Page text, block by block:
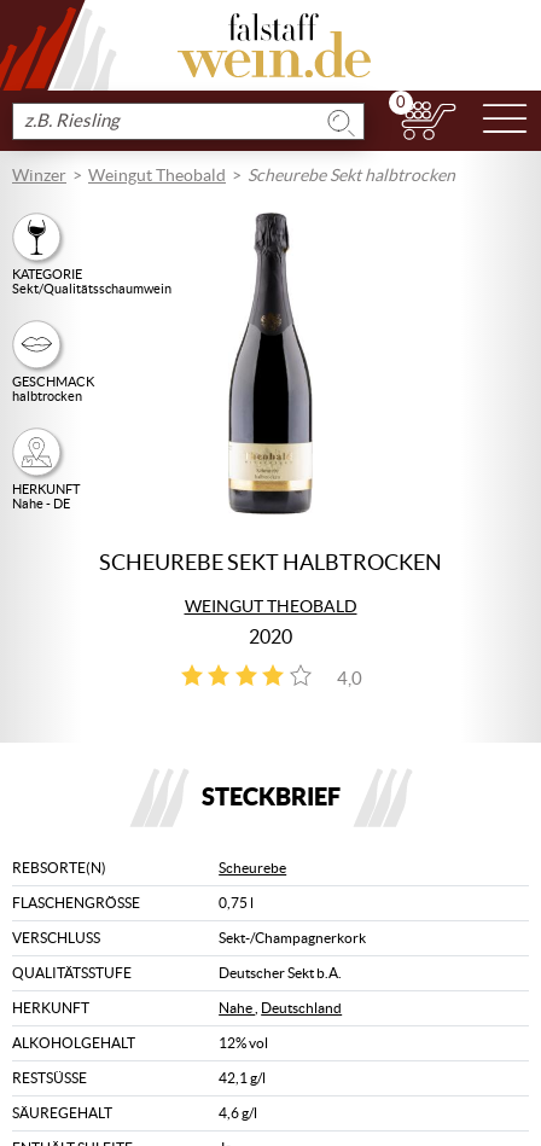
Produkt
suchen
0
Winzer Weingut Theobald Scheurebe Sekt halbtrocken
KATEGORIE
Sekt/Qualitätsschaumwein
GESCHMACK
halbtrocken
HERKUNFT
Nahe - DE
SCHEUREBE SEKT HALBTROCKEN
WEINGUT THEOBALD
2020
4,0
1
STECKBRIEF
REBSORTE(N) Scheurebe
FLASCHENGRÖSSE 0,75 l
VERSCHLUSS Sekt-/Champagnerkork
QUALITÄTSSTUFE Deutscher Sekt b.A.
HERKUNFT Nahe Deutschland
ALKOHOLGEHALT 12% vol
RESTSÜSSE 42,1 g/l
SÄUREGEHALT 4,6 g/l